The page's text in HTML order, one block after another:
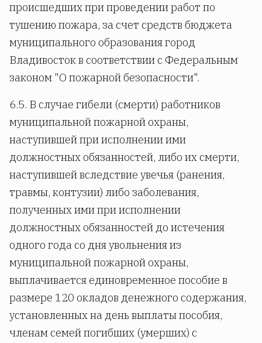
происшедших при проведении работ по
тушению пожара, за счет средств бюджета
муниципального образования город
Владивосток в соответствии с Федеральным
законом "О пожарной безопасности".
6.5. В случае гибели (смерти) работников
муниципальной пожарной охраны,
наступившей при исполнении ими
должностных обязанностей, либо их смерти,
наступившей вследствие увечья (ранения,
травмы, контузии) либо заболевания,
полученных ими при исполнении
должностных обязанностей до истечения
одного года со дня увольнения из
муниципальной пожарной охраны,
выплачивается единовременное пособие в
размере 120 окладов денежного содержания,
установленных на день выплаты пособия,
членам семей погибших (умерших) с